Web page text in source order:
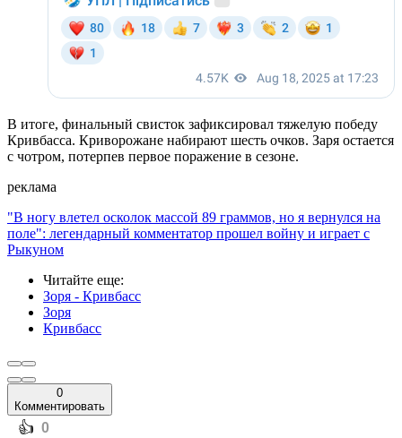
В итоге, финальный свисток зафиксировал тяжелую победу
Кривбасса. Криворожане набирают шесть очков. Заря остается
с чотром, потерпев первое поражение в сезоне.
реклама
"В ногу влетел осколок массой 89 граммов, но я вернулся на
поле": легендарный комментатор прошел войну и играет с
Рыкуном
Читайте еще:
Зоря - Кривбасс
Зоря
Кривбасс
0
Комментировать
️👍 0